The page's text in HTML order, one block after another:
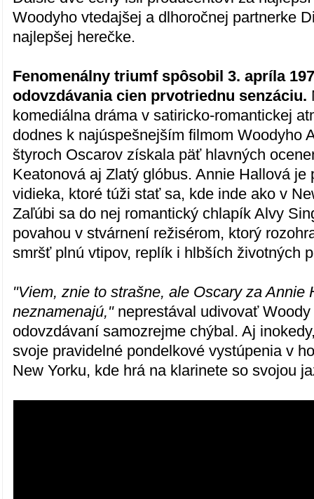
Woodyho vtedajšej a dlhoročnej partnerke
najlepšej herečke.
Fenomenálny triumf spôsobil 3. apríla
odovzdávania cien prvotriednu senzáciu.
komediálna dráma v satiricko-romantickej
dodnes k najúspešnejším filmom Woodyho
štyroch Oscarov získala päť hlavných
Keatonová aj Zlatý glóbus. Annie Hallová je
vidieka, ktoré túži stať sa, kde inde ako v
Zaľúbi sa do nej romantický chlapík Alvy
povahou v stvárnení režisérom, ktorý
smršť plnú vtipov, replík i hlbších životných
"Viem, znie to strašne, ale Oscary za Annie
neznamenajú,"neprestával udivovať Woody
odovzdávaní samozrejme chýbal. Aj
svoje pravidelné pondelkové vystúpenia v
New Yorku, kde hrá na klarinete so svojou